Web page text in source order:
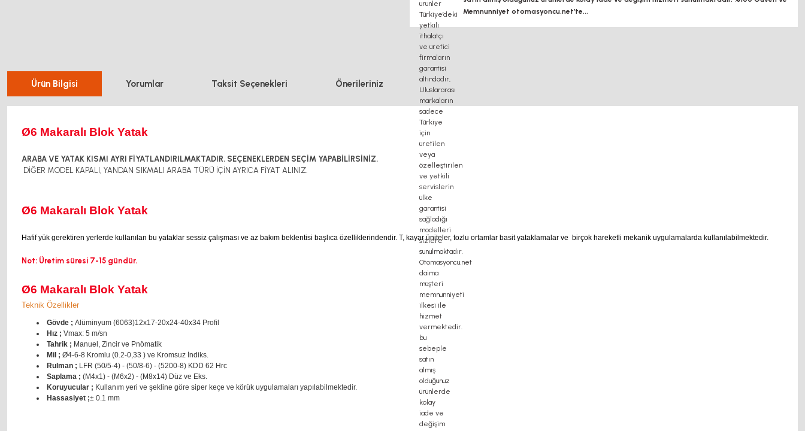
Memnunniyet otomasyoncu.net’te...
Ürün Bilgisi Yorumlar Taksit Seçenekleri Önerileriniz
Ø6 Makaralı Blok Yatak
ARABA VE YATAK KISMI AYRI FİYATLANDIRILMAKTADIR. SEÇENEKLERDEN SEÇİM YAPABİLİRSİNİZ.
DİĞER MODEL KAPALI, YANDAN SIKMALI ARABA TÜRÜ İÇİN AYRICA FİYAT ALINIZ.
Ø6 Makaralı Blok Yatak
Hafif yük gerektiren yerlerde kullanılan bu yataklar sessiz çalışması ve az bakım beklentisi başlıca özelliklerindendir. T, kayar üniteler, tozlu ortamlar basit yataklamalar ve birçok hareketli mekanik uygulamalarda kullanılabilmektedir.
Not: Üretim süresi 7-15 gündür.
Ø6 Makaralı Blok Yatak
Teknik Özellikler
Gövde ; Alüminyum (6063)12x17-20x24-40x34 Profil
Hız ; Vmax: 5 m/sn
Tahrik ; Manuel, Zincir ve Pnömatik
Mil ; Ø4-6-8 Kromlu (0.2-0,33 ) ve Kromsuz İndiks.
Rulman ; LFR (50/5-4) - (50/8-6) - (5200-8) KDD 62 Hrc
Saplama ; (M4x1) - (M6x2) - (M8x14) Düz ve Eks.
Koruyucular ; Kullanım yeri ve şekline göre siper keçe ve körük uygulamaları yapılabilmektedir.
Hassasiyet ;± 0.1 mm